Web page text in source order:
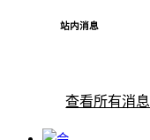
站内消息
查看所有消息